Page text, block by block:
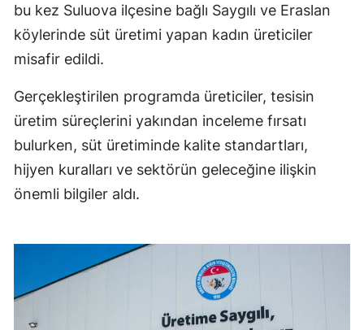
bu kez Suluova ilçesine bağlı Saygılı ve Eraslan
köylerinde süt üretimi yapan kadın üreticiler
misafir edildi.
Gerçekleştirilen programda üreticiler, tesisin
üretim süreçlerini yakından inceleme fırsatı
bulurken, süt üretiminde kalite standartları,
hijyen kuralları ve sektörün geleceğine ilişkin
önemli bilgiler aldı.